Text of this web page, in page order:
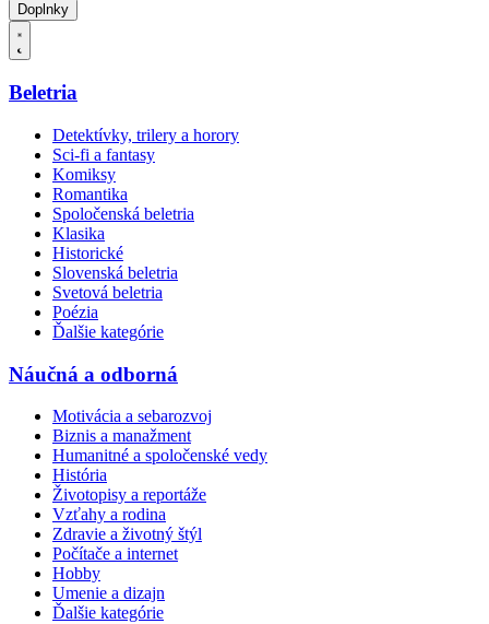
Doplnky
Beletria
Detektívky, trilery a horory
Sci-fi a fantasy
Komiksy
Romantika
Spoločenská beletria
Klasika
Historické
Slovenská beletria
Svetová beletria
Poézia
Ďalšie kategórie
Náučná a odborná
Motivácia a sebarozvoj
Biznis a manažment
Humanitné a spoločenské vedy
História
Životopisy a reportáže
Vzťahy a rodina
Zdravie a životný štýl
Počítače a internet
Hobby
Umenie a dizajn
Ďalšie kategórie